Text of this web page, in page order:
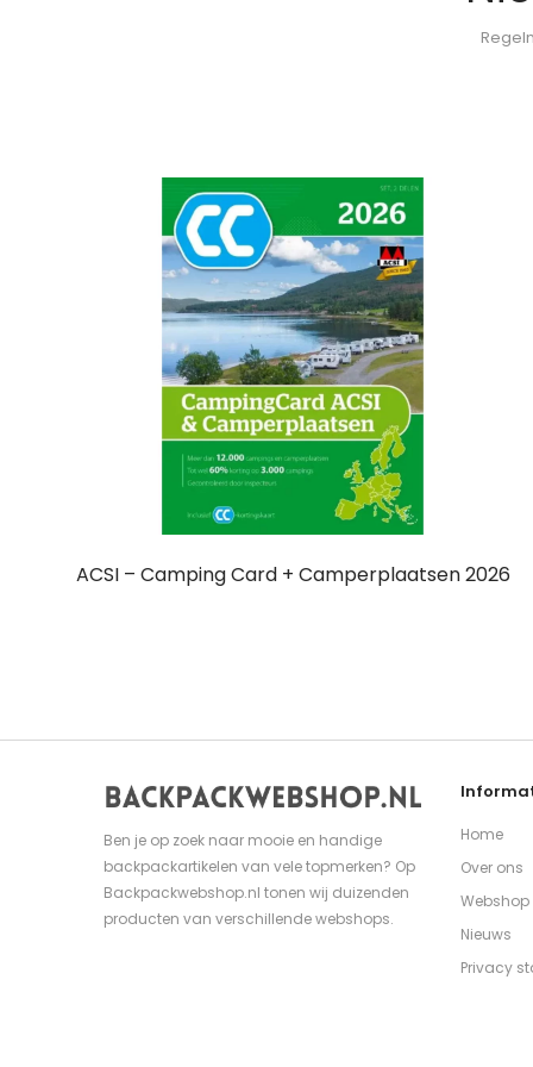
ACSI – Camping Card + Camperplaatsen 2026
Ben je op zoek naar mooie en handige
backpackartikelen van vele topmerken? Op
Backpackwebshop.nl tonen wij duizenden
producten van verschillende webshops.
Home
Over ons
Webshop
Nieuws
Privacy